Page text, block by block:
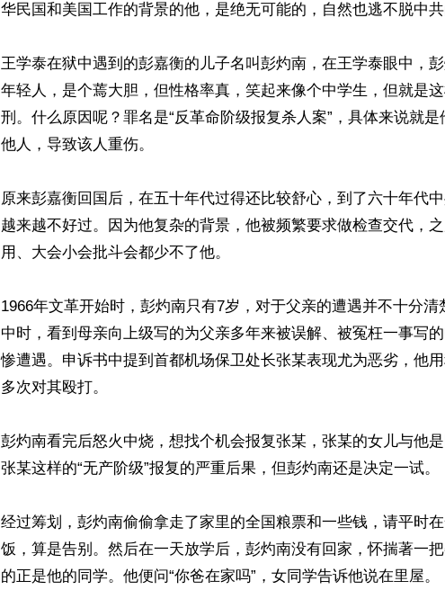
华民国和美国工作的背景的他，是绝无可能的，自然也逃不脱中共
王学泰在狱中遇到的彭嘉衡的儿子名叫彭灼南，在王学泰眼中，
年轻人，是个蔫大胆，但性格率真，笑起来像个中学生，但就是
刑。什么原因呢？罪名是“反革命阶级报复杀人案”，具体来说就
他人，导致该人重伤。
原来彭嘉衡回国后，在五十年代过得还比较舒心，到了六十年代
越来越不好过。因为他复杂的背景，他被频繁要求做检查交代，
用、大会小会批斗会都少不了他。
1966年文革开始时，彭灼南只有7岁，对于父亲的遭遇并不十分
中时，看到母亲向上级写的为父亲多年来被误解、被冤枉一事写
惨遭遇。申诉书中提到首都机场保卫处长张某表现尤为恶劣，他
多次对其殴打。
彭灼南看完后怒火中烧，想找个机会报复张某，张某的女儿与他
张某这样的“无产阶级”报复的严重后果，但彭灼南还是决定一试。
经过筹划，彭灼南偷偷拿走了家里的全国粮票和一些钱，请平时
饭，算是告别。然后在一天放学后，彭灼南没有回家，怀揣著一
的正是他的同学。他便问“你爸在家吗”，女同学告诉他说在里屋。